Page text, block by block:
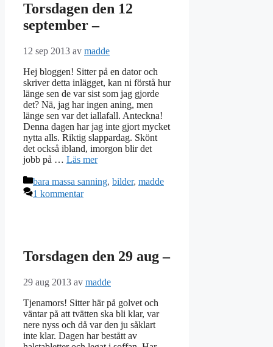
Torsdagen den 12
september –
12 sep 2013 av madde
Hej bloggen! Sitter på en dator och
skriver detta inlägget, kan ni förstå hur
länge sen de var sist som jag gjorde
det? Nä, jag har ingen aning, men
länge sen var det iallafall. Anteckna!
Denna dagen har jag inte gjort mycket
nytta alls. Riktig slappardag. Skönt
det också ibland, imorgon blir det
jobb på … Läs mer
Kategorier
bara massa sanning, bilder, madde
1 kommentar
Torsdagen den 29 aug –
29 aug 2013 av madde
Tjenamors! Sitter här på golvet och
väntar på att tvätten ska bli klar, var
nere nyss och då var den ju såklart
inte klar. Dagen har bestått av